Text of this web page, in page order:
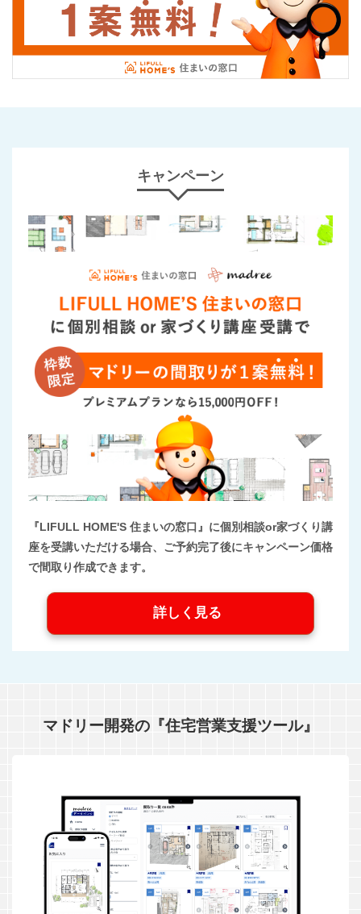
キャンペーン
『LIFULL HOME'S 住まいの窓口』に個別相談or家づくり講
座を受講いただける場合、ご予約完了後にキャンペーン価格
で間取り作成できます。
詳しく見る
マドリー開発の『住宅営業支援ツール』